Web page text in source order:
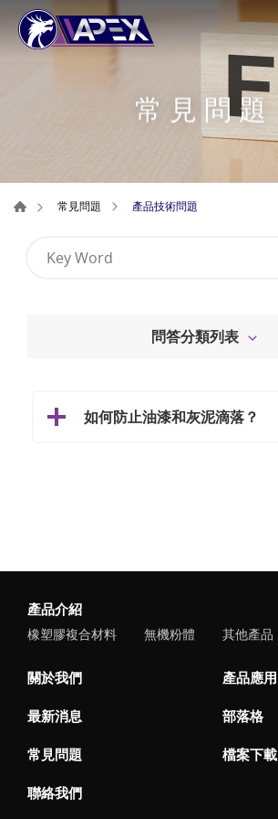
常見問題
常見問題 產品技術問題
問答分類列表
如何防止油漆和灰泥滴落？
產品介紹
橡塑膠複合材料 無機粉體 其他產品
關於我們 產品應用
最新消息 部落格
常見問題 檔案下載
聯絡我們